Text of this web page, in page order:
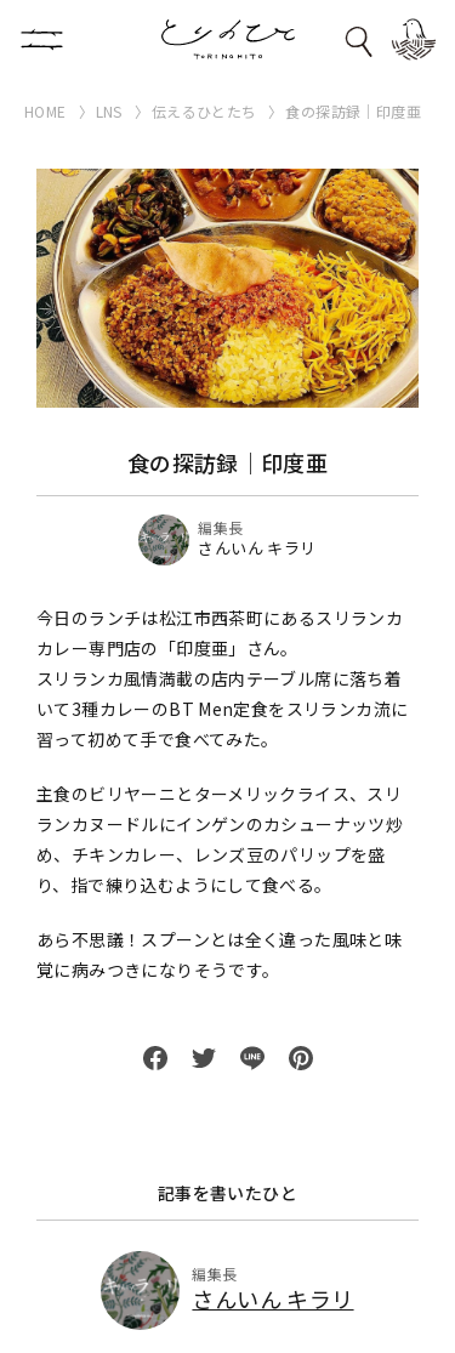
HOME LNS 伝えるひとたち 食の探訪録｜印度亜
食の探訪録｜印度亜
編集長
さんいん キラリ
今日のランチは松江市西茶町にあるスリランカ
カレー専門店の「印度亜」さん。
スリランカ風情満載の店内テーブル席に落ち着
いて3種カレーのBT Men定食をスリランカ流に
習って初めて手で食べてみた。
主食のビリヤーニとターメリックライス、スリ
ランカヌードルにインゲンのカシューナッツ炒
め、チキンカレー、レンズ豆のパリップを盛
り、指で練り込むようにして食べる。
あら不思議！スプーンとは全く違った風味と味
覚に病みつきになりそうです。
記事を書いたひと
編集長
さんいん キラリ